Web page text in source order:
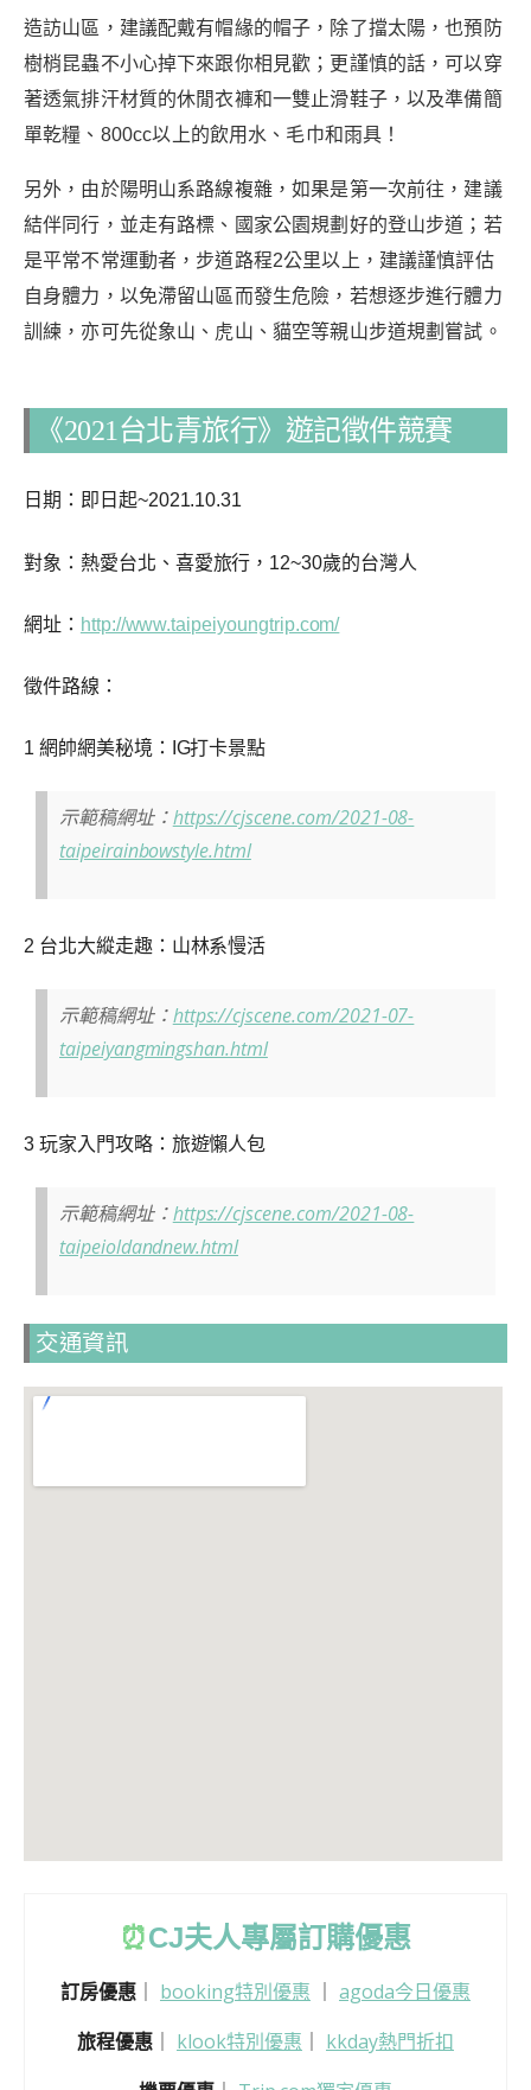
造訪山區，建議配戴有帽緣的帽子，除了擋太陽，也預防
樹梢昆蟲不小心掉下來跟你相見歡；更謹慎的話，可以穿
著透氣排汗材質的休閒衣褲和一雙止滑鞋子，以及準備簡
單乾糧、800cc以上的飲用水、毛巾和雨具！
另外，由於陽明山系路線複雜，如果是第一次前往，建議
結伴同行，並走有路標、國家公園規劃好的登山步道；若
是平常不常運動者，步道路程2公里以上，建議謹慎評估
自身體力，以免滯留山區而發生危險，若想逐步進行體力
訓練，亦可先從象山、虎山、貓空等親山步道規劃嘗試。
《2021台北青旅行》遊記徵件競賽
日期：即日起~2021.10.31
對象：熱愛台北、喜愛旅行，12~30歲的台灣人
網址： http://www.taipeiyoungtrip.com/
徵件路線：
1 網帥網美秘境：IG打卡景點
示範稿網址：https://cjscene.com/2021-08-
taipeirainbowstyle.html
2 台北⼤縱⾛趣：山林系慢活
示範稿網址：https://cjscene.com/2021-07-
taipeiyangmingshan.html
3 玩家入⾨攻略：旅遊懶⼈包
示範稿網址：https://cjscene.com/2021-08-
taipeioldandnew.html
交通資訊
⏰CJ夫人專屬訂購優惠
訂房優惠 booking特別優惠
agoda今日優惠
旅程優惠
klook特別優惠
kkday熱門折扣